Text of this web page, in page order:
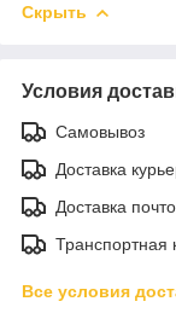
Скрыть
Условия
Самовывоз
Доставка
Доставка
Транспортная
Все условия